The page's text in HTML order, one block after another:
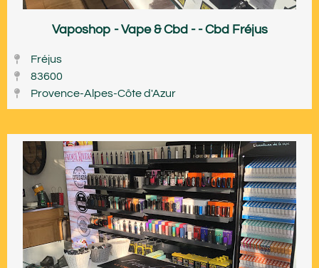
Vaposhop - Vape & Cbd - - Cbd Fréjus
Fréjus
83600
Provence-Alpes-Côte d'Azur